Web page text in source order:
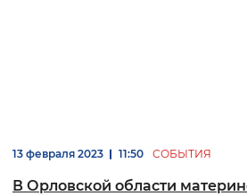
СОБЫТИЯ
13 февраля 2023 11:50
В Орловской области